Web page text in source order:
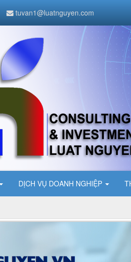
DỊCH VỤ DOANH NGHIỆP
tuvan1@luatnguyen.com